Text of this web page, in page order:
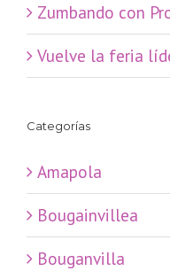
Zumbando con
Vuelve la feria
Categorías
Amapola
Bougainvillea
Bouganvilla